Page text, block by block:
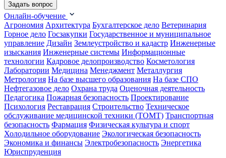
Задать вопрос
Онлайн-обучение
Агрономия Архитектура Бухгалтерское дело Ветеринария
Горное дело Госзакупки Государственное и муниципальное
управление Дизайн Землеустройство и кадастр Инженерные
изыскания Инженерные системы Информационные
технологии Кадровое делопроизводство Косметология
Лаборатории Медицина Менеджмент Металлургия
Метрология На базе высшего образования На базе СПО
Нефтегазовое дело Охрана труда Оценочная деятельность
Педагогика Пожарная безопасность Проектирование
Психология Реставрация Строительство Техническое
обслуживание медицинской техники (ТОМТ) Транспортная
безопасность Фармация Физическая культура и спорт
Холодильное оборудование Экологическая безопасность
Экономика и финансы Электробезопасность Энергетика
Юриспруденция